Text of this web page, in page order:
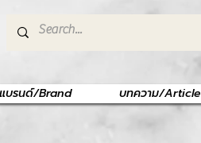
แบรนด์/Brand บทความ/Article